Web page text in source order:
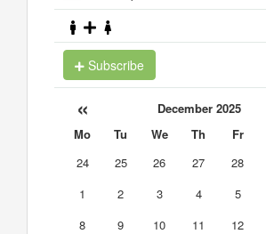
Subscribe
« December 2025
Mo Tu We Th Fr
24
25 26 27 28
1
2 3 4 5
8
9 10 11 12